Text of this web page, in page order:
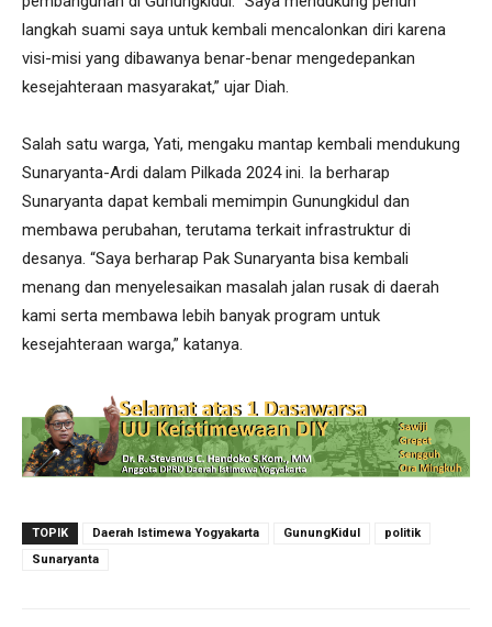
langkah suami saya untuk kembali mencalonkan diri karena
visi-misi yang dibawanya benar-benar mengedepankan
kesejahteraan masyarakat,” ujar Diah.
Salah satu warga, Yati, mengaku mantap kembali mendukung
Sunaryanta-Ardi dalam Pilkada 2024 ini. Ia berharap
Sunaryanta dapat kembali memimpin Gunungkidul dan
membawa perubahan, terutama terkait infrastruktur di
desanya. “Saya berharap Pak Sunaryanta bisa kembali
menang dan menyelesaikan masalah jalan rusak di daerah
kami serta membawa lebih banyak program untuk
kesejahteraan warga,” katanya.
TOPIK Daerah Istimewa Yogyakarta GunungKidul
politik
Sunaryanta